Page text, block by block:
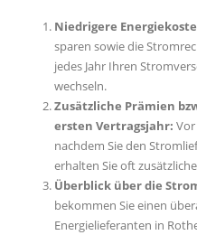
Niedrigere
sparen sowie die
jedes Jahr Ihren
wechseln.
Zusätzliche Prämien
ersten Vertragsjahr:
nachdem Sie den
erhalten Sie oft
Überblick über die
bekommen Sie einen
Energielieferanten in